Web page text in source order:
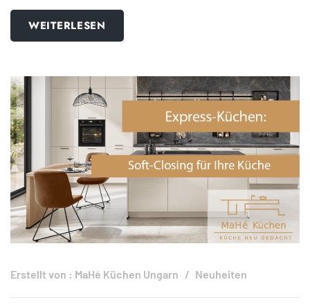
WEITERLESEN
Erstellt von : MaHé Küchen Ungarn Neuheiten